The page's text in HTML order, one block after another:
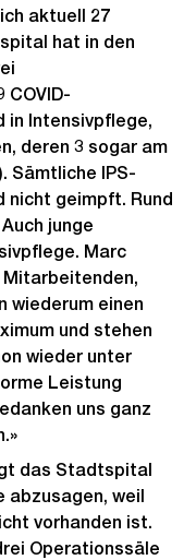
aktuell 27
hat in den
in Intensivpflege,
deren 3 sogar am
Sämtliche IPS-
nicht geimpft. Rund
junge
Marc
wiederum einen
und stehen
wieder unter
Leistung
uns ganz
das Stadtspital
abzusagen, weil
vorhanden ist.
Operationssäle